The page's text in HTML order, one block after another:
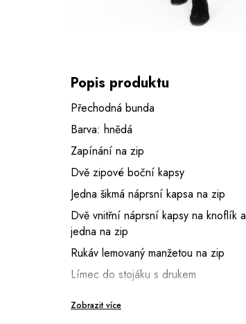
Popis produktu
Přechodná bunda
Barva: hnědá
Zapínání na zip
Dvě zipové boční kapsy
Jedna šikmá náprsní kapsa na zip
Dvě vnitřní náprsní kapsy na knoflík a
jedna na zip
Rukáv lemovaný manžetou na zip
Límec do stojáku s drukem
Zobrazit více